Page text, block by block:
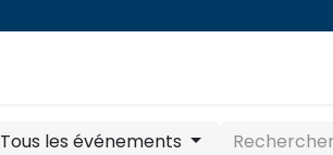
Tous les événements